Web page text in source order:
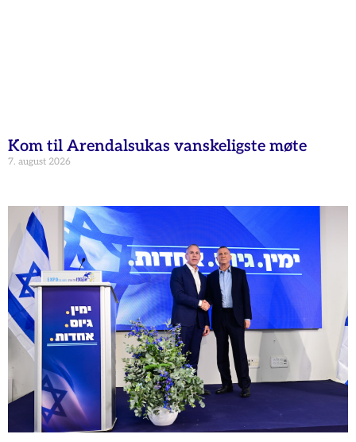
Kom til Arendalsukas vanskeligste møte
7. august 2026